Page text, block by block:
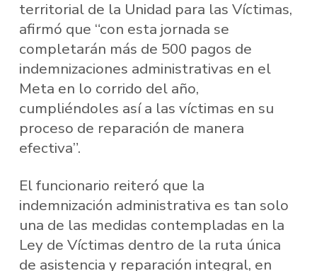
territorial de la Unidad para las Víctimas,
afirmó que “con esta jornada se
completarán más de 500 pagos de
indemnizaciones administrativas en el
Meta en lo corrido del año,
cumpliéndoles así a las víctimas en su
proceso de reparación de manera
efectiva”.
El funcionario reiteró que la
indemnización administrativa es tan solo
una de las medidas contempladas en la
Ley de Víctimas dentro de la ruta única
de asistencia y reparación integral, en